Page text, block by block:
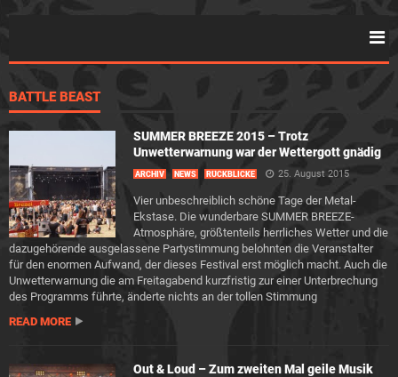
BATTLE BEAST
SUMMER BREEZE 2015 – Trotz
Unwetterwarnung war der Wettergott gnädig
ARCHIV NEWS RÜCKBLICKE 25. August 2015
Vier unbeschreiblich schöne Tage der Metal-
Ekstase. Die wunderbare SUMMER BREEZE-
Atmosphäre, größtenteils herrliches Wetter und die
dazugehörende ausgelassene Partystimmung belohnten die Veranstalter
für den enormen Aufwand, der dieses Festival erst möglich macht. Auch die
Unwetterwarnung die am Freitagabend kurzfristig zur einer Unterbrechung
des Programms führte, änderte nichts an der tollen Stimmung
READ MORE
Out & Loud – Zum zweiten Mal geile Musik